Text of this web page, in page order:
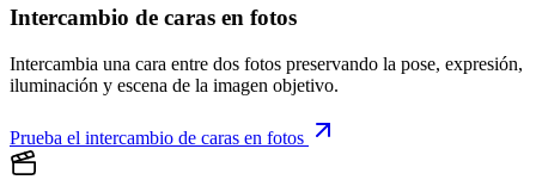
Intercambio de caras en fotos
Intercambia una cara entre dos fotos preservando la pose, expresión,
iluminación y escena de la imagen objetivo.
Prueba el intercambio de caras en fotos